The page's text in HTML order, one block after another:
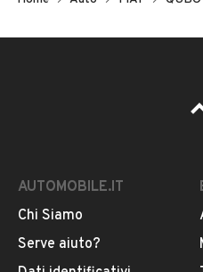
AUTOMOBILE.IT
Chi Siamo
Serve aiuto?